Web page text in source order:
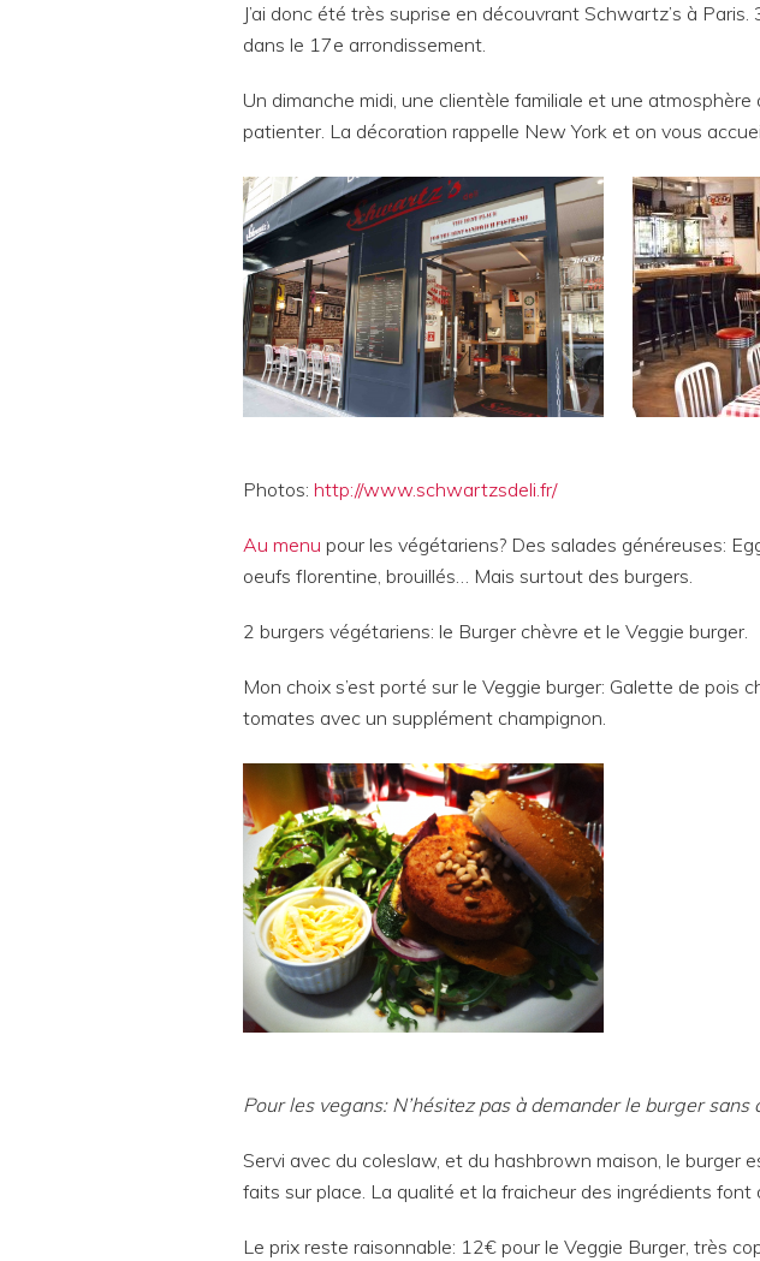
J’ai donc été très suprise en découvrant Schwartz’s à
dans le 17e arrondissement.
Un dimanche midi, une clientèle familiale et une
patienter. La décoration rappelle New York et on vous
Photos: http://www.schwartzsdeli.fr/
Au menu pour les végétariens? Des salades généreuses:
oeufs florentine, brouillés… Mais surtout des burgers.
2 burgers végétariens: le Burger chèvre et le Veggie burger.
Mon choix s’est porté sur le Veggie burger: Galette de pois
tomates avec un supplément champignon.
Pour les vegans: N’hésitez pas à demander le burger
Servi avec du coleslaw, et du hashbrown maison, le burger
faits sur place. La qualité et la fraicheur des ingrédients font
Le prix reste raisonnable: 12€ pour le Veggie Burger, très